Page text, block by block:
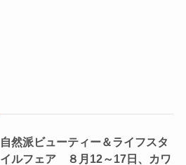
自然派ビューティー＆ライフスタ
イルフェア ８月12～17日、カワ